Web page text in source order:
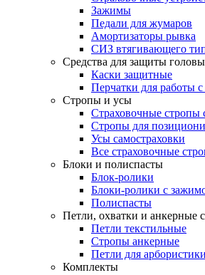
Зажимы
Педали для жумаров
Амортизаторы рывка
СИЗ втягивающего
Средства для защиты
Каски защитные
Перчатки для работы с
Стропы и усы
Страховочные стропы
Стропы для
Усы самостраховки
Все страховочные
Блоки и полиспасты
Блок-ролики
Блоки-ролики с
Полиспасты
Петли, охватки и анкерные
Петли текстильные
Стропы анкерные
Петли для арбористики
Комплекты